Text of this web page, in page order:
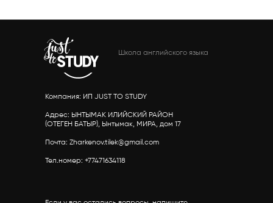
Школа английского языка
Компания: ИП JUST TO STUDY
Адрес: ЫНТЫМАК ИЛИЙСКИЙ РАЙОН
(ОТЕГЕН БАТЫР), Ынтымак, МИРА, дом 17
Почта: Zharkenov.tilek@gmail.com
Тел.номер: +77471634118